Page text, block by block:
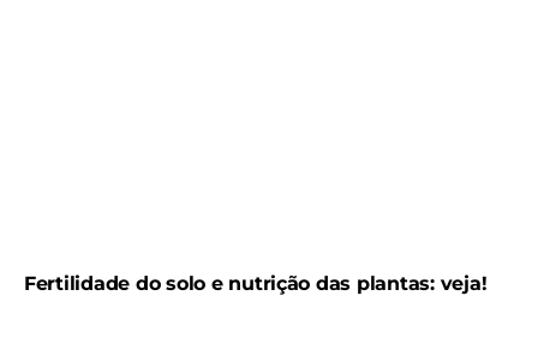
Fertilidade do solo e nutrição das plantas: veja!